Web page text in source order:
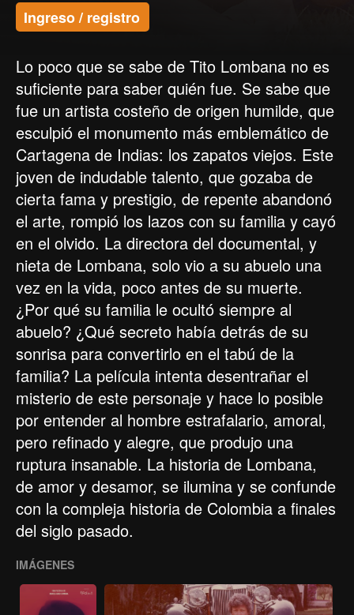
Ingreso / registro
Lo poco que se sabe de Tito Lombana no es
suficiente para saber quién fue. Se sabe que
fue un artista costeño de origen humilde, que
esculpió el monumento más emblemático de
Cartagena de Indias: los zapatos viejos. Este
joven de indudable talento, que gozaba de
cierta fama y prestigio, de repente abandonó
el arte, rompió los lazos con su familia y cayó
en el olvido. La directora del documental, y
nieta de Lombana, solo vio a su abuelo una
vez en la vida, poco antes de su muerte.
¿Por qué su familia le ocultó siempre al
abuelo? ¿Qué secreto había detrás de su
sonrisa para convertirlo en el tabú de la
familia? La película intenta desentrañar el
misterio de este personaje y hace lo posible
por entender al hombre estrafalario, amoral,
pero refinado y alegre, que produjo una
ruptura insanable. La historia de Lombana,
de amor y desamor, se ilumina y se confunde
con la compleja historia de Colombia a finales
del siglo pasado.
IMÁGENES